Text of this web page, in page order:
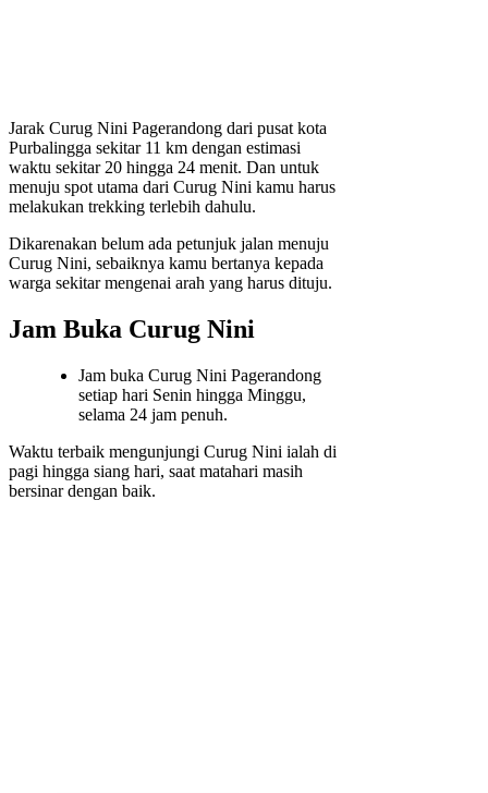
Jarak Curug Nini Pagerandong dari pusat kota
Purbalingga sekitar 11 km dengan estimasi
waktu sekitar 20 hingga 24 menit. Dan untuk
menuju spot utama dari Curug Nini kamu harus
melakukan trekking terlebih dahulu.
Dikarenakan belum ada petunjuk jalan menuju
Curug Nini, sebaiknya kamu bertanya kepada
warga sekitar mengenai arah yang harus dituju.
Jam Buka Curug Nini
Jam buka Curug Nini Pagerandong
setiap hari Senin hingga Minggu,
selama 24 jam penuh.
Waktu terbaik mengunjungi Curug Nini ialah di
pagi hingga siang hari, saat matahari masih
bersinar dengan baik.